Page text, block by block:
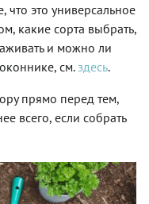
это универсальное
какие сорта выбрать,
и можно ли
см.здесь.
прямо перед тем,
всего, если собрать